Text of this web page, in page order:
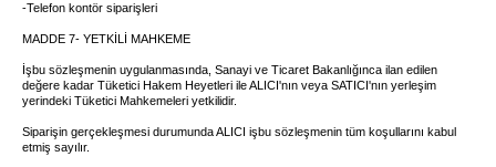
-Telefon kontör siparişleri
MADDE 7- YETKİLİ MAHKEME
İşbu sözleşmenin uygulanmasında, Sanayi ve Ticaret Bakanlığınca ilan edilen
değere kadar Tüketici Hakem Heyetleri ile ALICI'nın veya SATICI'nın yerleşim
yerindeki Tüketici Mahkemeleri yetkilidir.
Siparişin gerçekleşmesi durumunda ALICI işbu sözleşmenin tüm koşullarını kabul
etmiş sayılır.